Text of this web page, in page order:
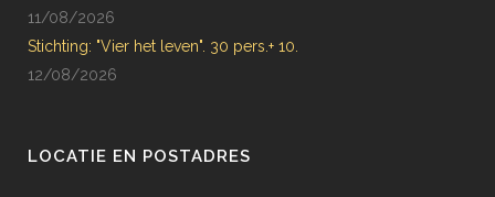
11/08/2026
Stichting: "Vier het leven". 30 pers.+ 10.
12/08/2026
LOCATIE EN POSTADRES